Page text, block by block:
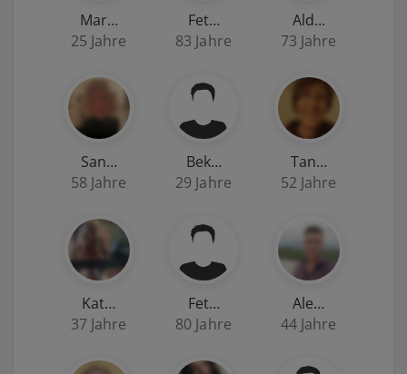
Mar…
25 Jahre
Fet…
83 Jahre
Ald…
73 Jahre
San…
58 Jahre
Bek…
29 Jahre
Tan…
52 Jahre
Kat…
37 Jahre
Fet…
80 Jahre
Ale…
44 Jahre